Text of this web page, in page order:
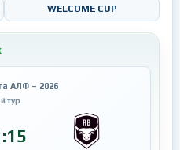
WELCOME CUP
АЛФ – 2026
тур